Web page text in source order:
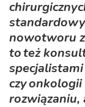
nowotworu
to też
czy
rozwiązaniu,